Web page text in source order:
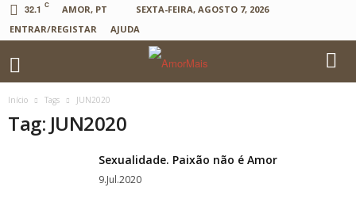
32.1 C AMOR, PT
SEXTA-FEIRA, AGOSTO 7, 2026
ENTRAR/REGISTAR
AJUDA
Início Tags JUN2020
Tag: JUN2020
Sexualidade. Paixão não é Amor
9.Jul.2020